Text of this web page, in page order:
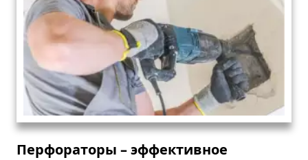
Перфораторы – эффективное